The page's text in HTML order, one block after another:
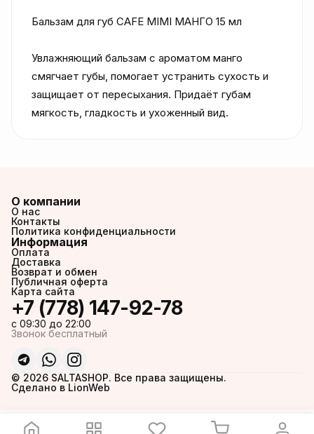
Бальзам для губ CAFE MIMI МАНГО 15 мл
Увлажняющий бальзам с ароматом манго
смягчает губы, помогает устранить сухость и
защищает от пересыхания. Придаёт губам
мягкость, гладкость и ухоженный вид.
О компании
О нас
Контакты
Политика конфиденциальности
Информация
Оплата
Доставка
Возврат и обмен
Публичная оферта
Карта сайта
+7 (778) 147-92-78
c 09:30 до 22:00
Звонок бесплатный
© 2026 SALTASHOP. Все права защищены.
Сделано в LionWeb